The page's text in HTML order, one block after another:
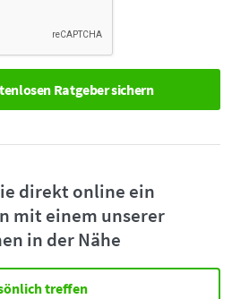
direkt online ein
mit einem unserer
in der Nähe
treffen